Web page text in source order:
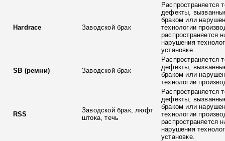
Hardrace Заводской брак
Распространяется
дефекты,
браком или
технологии
распространяется
нарушения
установке.
SB (ремни) Заводской брак
Распространяется
дефекты,
браком или
технологии
RSS
Заводской брак, люфт
штока, течь
Распространяется
дефекты,
браком или
технологии
распространяется
нарушения
установке.